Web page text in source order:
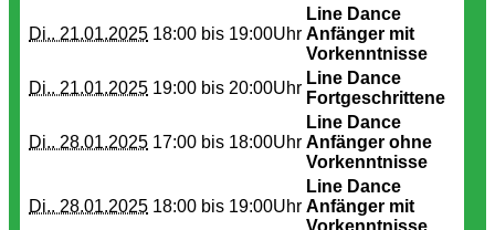
Di.. 21.01.2025 18:00 bis 19:00Uhr
Line Dance
Anfänger mit
Vorkenntnisse
Di.. 21.01.2025 19:00 bis 20:00Uhr
Line Dance
Fortgeschrittene
Di.. 28.01.2025 17:00 bis 18:00Uhr
Line Dance
Anfänger ohne
Vorkenntnisse
Di.. 28.01.2025 18:00 bis 19:00Uhr
Line Dance
Anfänger mit
Vorkenntnisse